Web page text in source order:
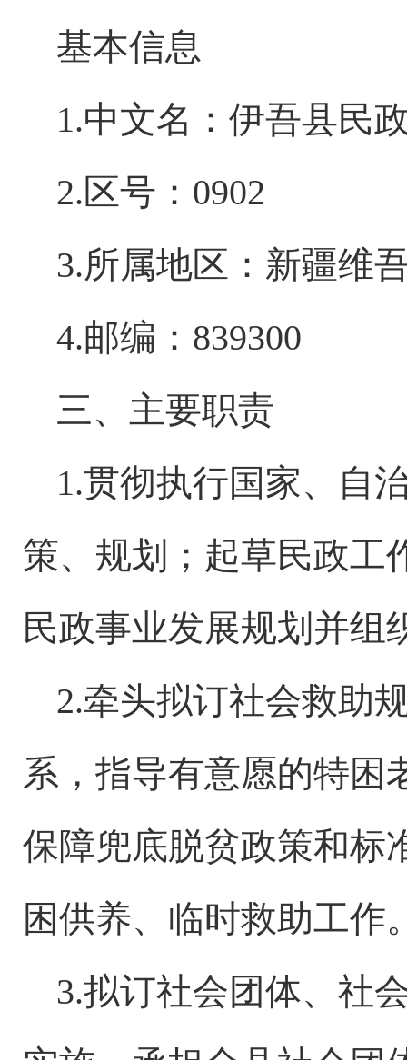
基本信息
1.中文名：伊吾县民
2.区号：0902
3.所属地区：新疆维
4.邮编：839300
三、主要职责
1.贯彻执行国家、自
策、规划；起草民政工
民政事业发展规划并组
2.牵头拟订社会救助
系，指导有意愿的特困
保障兜底脱贫政策和标
困供养、临时救助工作
3.拟订社会团体、社